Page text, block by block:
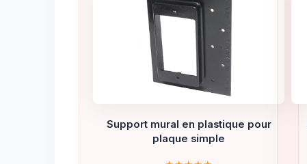
Support mural en plastique pour
plaque simple